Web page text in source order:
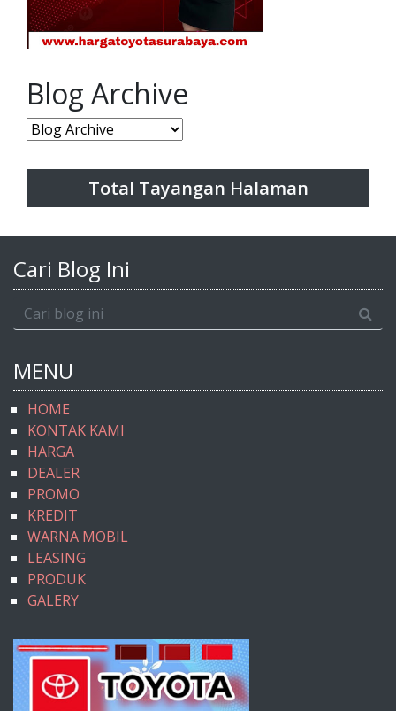
Blog Archive
Total Tayangan Halaman
Cari Blog Ini
MENU
HOME
KONTAK KAMI
HARGA
DEALER
PROMO
KREDIT
WARNA MOBIL
LEASING
PRODUK
GALERY